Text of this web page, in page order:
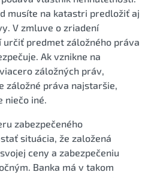
musíte na katastri predložiť aj
V zmluve o zriadení
určiť predmet záložného práva
Ak vznikne na
záložných práv,
záložné práva najstaršie,
niečo iné.
zabezpečeného
situácia, že založená
ceny a zabezpečeniu
Banka má v takom